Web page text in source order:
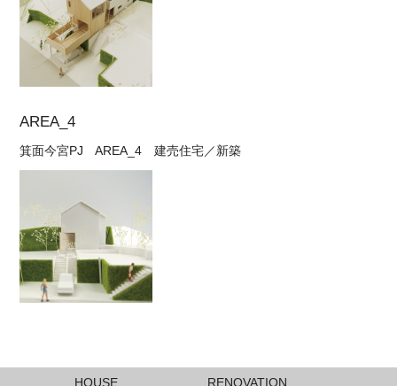
AREA_4
箕面今宮PJ AREA_4 建売住宅／新築
HOUSE RENOVATION